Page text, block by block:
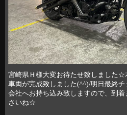
宮崎県Ｈ様大変お待たせ致しました☆
車両が完成致しました(^^)/明日最終
会社へお持ち込み致しますので、到
さいね☆